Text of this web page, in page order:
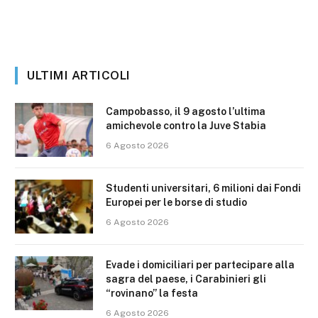
ULTIMI ARTICOLI
Campobasso, il 9 agosto l’ultima
amichevole contro la Juve Stabia
6 Agosto 2026
Studenti universitari, 6 milioni dai Fondi
Europei per le borse di studio
6 Agosto 2026
Evade i domiciliari per partecipare alla
sagra del paese, i Carabinieri gli
“rovinano” la festa
6 Agosto 2026